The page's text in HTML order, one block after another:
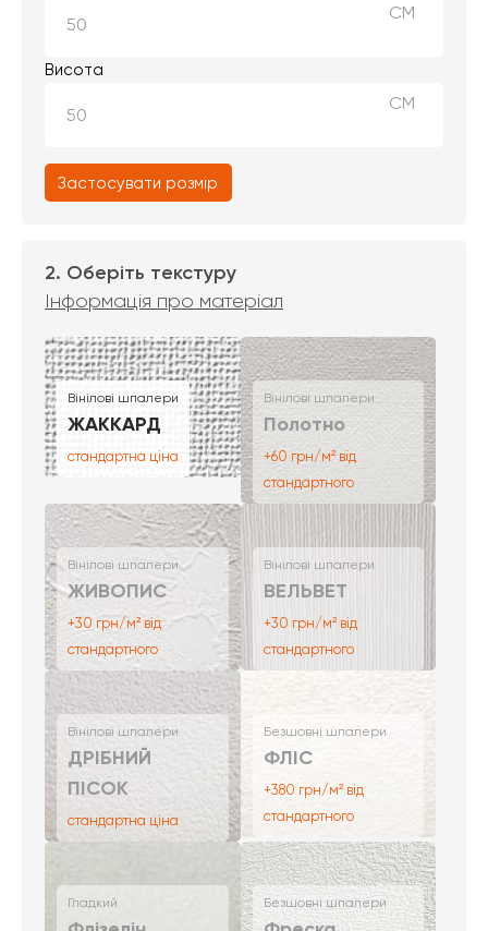
СМ
Висота
СМ
Застосувати розмір
2. Оберіть текстуру
Інформація про матеріал
Вінілові шпалери
ЖАККАРД
стандартна ціна
Вінілові шпалери
Полотно
+60 грн/м² від
стандартного
Вінілові шпалери
ЖИВОПИС
+30 грн/м² від
стандартного
Вінілові шпалери
ВЕЛЬВЕТ
+30 грн/м² від
стандартного
Вінілові шпалери
ДРІБНИЙ
ПІСОК
стандартна ціна
Безшовні шпалери
ФЛІС
+380 грн/м² від
стандартного
Гладкий Безшовні шпалери